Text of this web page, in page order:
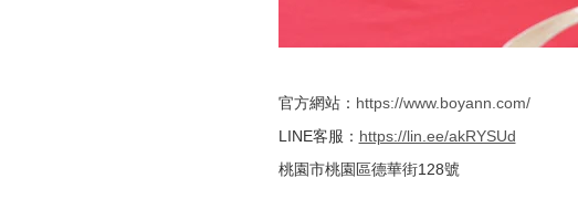
官方網站： https://www.boyann.com/
LINE客服： https://lin.ee/akRYSUd
桃園市桃園區德華街128號